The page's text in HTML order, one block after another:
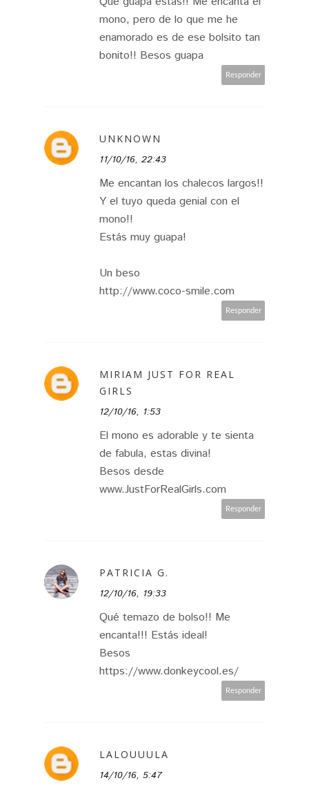
mono, pero de lo que me he
enamorado es de ese bolsito tan
bonito!! Besos guapa
Responder
UNKNOWN
11/10/16, 22:43
Me encantan los chalecos largos!!
Y el tuyo queda genial con el
mono!!
Estás muy guapa!
Un beso
http://www.coco-smile.com
Responder
MIRIAM JUST FOR REAL
GIRLS
12/10/16, 1:53
El mono es adorable y te sienta
de fabula, estas divina!
Besos desde
www.JustForRealGirls.com
Responder
PATRICIA G.
12/10/16, 19:33
Qué temazo de bolso!! Me
encanta!!! Estás ideal!
Besos
https://www.donkeycool.es/
Responder
LALOUUULA
14/10/16, 5:47